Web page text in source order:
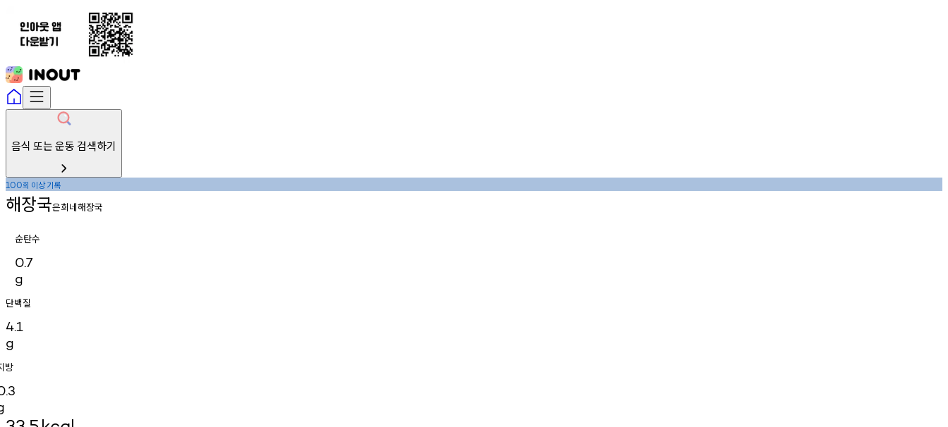
음식 또는 운동 검색하기
100회 이상기록
해장국은희네해장국
순탄수
0.7
g
단백질
4.1
g
방